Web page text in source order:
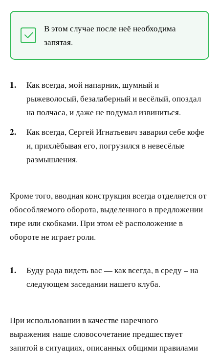
В этом случае после неё необходима
запятая.
Как всегда, мой напарник, шумный и
рыжеволосый, безалаберный и весёлый, опоздал
на полчаса, и даже не подумал извиниться.
Как всегда, Сергей Игнатьевич заварил себе кофе
и, прихлёбывая его, погрузился в невесёлые
размышления.
Кроме того, вводная конструкция всегда отделяется от
обособляемого оборота, выделенного в предложении
тире или скобками. При этом её расположение в
обороте не играет роли.
Буду рада видеть вас — как всегда, в среду – на
следующем заседании нашего клуба.
При использовании в качестве наречного
выражения наше словосочетание предшествует
запятой в ситуациях, описанных общими правилами